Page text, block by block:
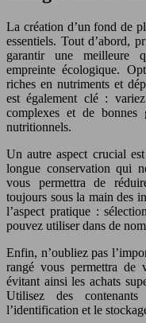
La création d’un fond de
essentiels. Tout d’abord,
garantir une meilleure
empreinte écologique.
riches en nutriments et
est également clé :
complexes et de bonnes
nutritionnels.
Un autre aspect crucial
longue conservation qui
vous permettra de
toujours sous la main des
l’aspect pratique :
pouvez utiliser dans de
Enfin, n’oubliez pas
rangé vous permettra de
évitant ainsi les achats
Utilisez des
l’identification et le